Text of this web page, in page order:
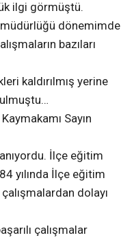
ilgi görmüştü.
dönemimde
bazıları
kaldırılmış yerine
Sayın
İlçe eğitim
yılında İlçe eğitim
dolayı
çalışmalar